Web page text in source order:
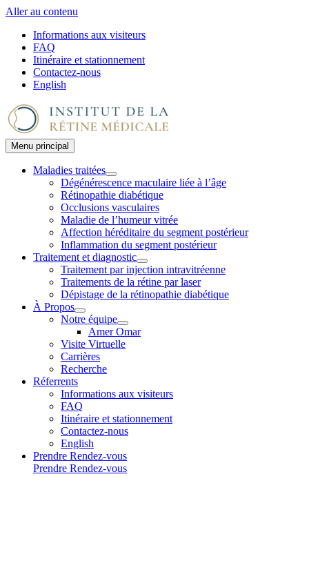
Aller au contenu
Informations aux visiteurs
FAQ
Itinéraire et stationnement
Contactez-nous
English
Menu principal
Maladies traitées
Dégénérescence maculaire liée à l’âge
Rétinopathie diabétique
Occlusions vasculaires
Maladie de l’humeur vitrée
Affection héréditaire du segment postérieur
Inflammation du segment postérieur
Traitement et diagnostic
Traitement par injection intravitréenne
Traitements de la rétine par laser
Dépistage de la rétinopathie diabétique
À Propos
Notre équipe
Amer Omar
Visite Virtuelle
Carrières
Recherche
Réferrents
Informations aux visiteurs
FAQ
Itinéraire et stationnement
Contactez-nous
English
Prendre Rendez-vous
Prendre Rendez-vous